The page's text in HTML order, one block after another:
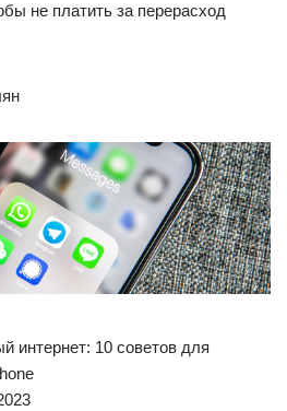
не платить за перерасход
интернет: 10 советов для